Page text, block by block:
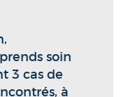
soin
3 cas de
à